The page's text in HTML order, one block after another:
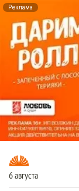
Реклама
6 августа